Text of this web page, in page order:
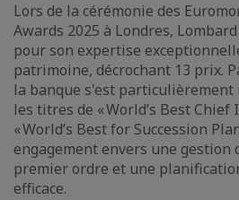
Lors de la cérémonie des
Awards 2025 à Londres,
pour son expertise
patrimoine, décrochant 13 prix.
la banque s'est
les titres de « World’s Best Chief
« World’s Best for Succession
engagement envers une gestion
premier ordre et une
efficace.